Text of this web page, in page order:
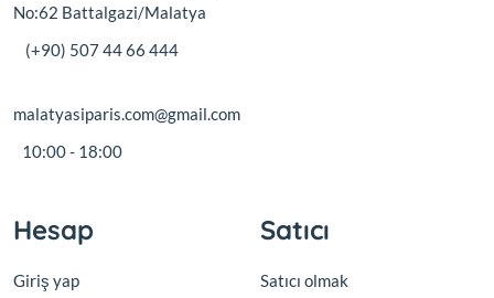
No:62 Battalgazi/Malatya
(+90) 507 44 66 444
malatyasiparis.com@gmail.com
10:00 - 18:00
Hesap
Giriş yap
Satıcı
Satıcı olmak